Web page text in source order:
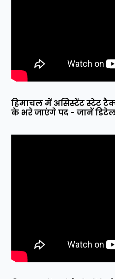
हिमाचल में असिस्टेंट स्टेट
के भरे जाएंगे पद - जानें